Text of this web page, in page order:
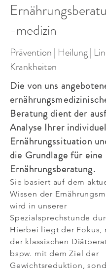
-medizin
Prävention | Heilung |
Krankheiten
Die von uns
Beratung dient der
Analyse Ihrer
Ernährungssituation
die Grundlage für eine
Ernährungsberatung.
Sie basiert auf dem
Wissen der
wird in unserer
Spezialsprechstunde
Hierbei liegt der Fokus,
der klassischen
bspw. mit dem Ziel der
Gewichtsreduktion,